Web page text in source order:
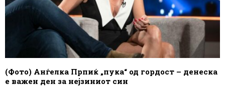
(Фото) Анѓелка Прпиќ „пука“ од гордост – денеска
е важен ден за нејзиниот син